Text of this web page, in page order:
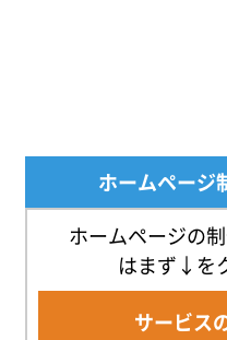
ホームページ
ホームページの
はまず↓を
サービス